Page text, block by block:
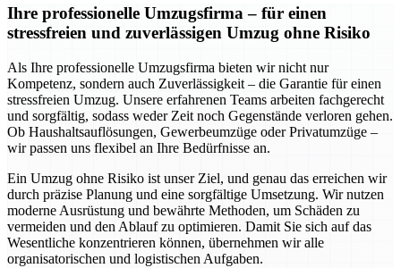
Ihre professionelle Umzugsfirma – für einen
stressfreien und zuverlässigen Umzug ohne Risiko
Als Ihre professionelle Umzugsfirma bieten wir nicht nur
Kompetenz, sondern auch Zuverlässigkeit – die Garantie für einen
stressfreien Umzug. Unsere erfahrenen Teams arbeiten fachgerecht
und sorgfältig, sodass weder Zeit noch Gegenstände verloren gehen.
Ob Haushaltsauflösungen, Gewerbeumzüge oder Privatumzüge –
wir passen uns flexibel an Ihre Bedürfnisse an.
Ein Umzug ohne Risiko ist unser Ziel, und genau das erreichen wir
durch präzise Planung und eine sorgfältige Umsetzung. Wir nutzen
moderne Ausrüstung und bewährte Methoden, um Schäden zu
vermeiden und den Ablauf zu optimieren. Damit Sie sich auf das
Wesentliche konzentrieren können, übernehmen wir alle
organisatorischen und logistischen Aufgaben.